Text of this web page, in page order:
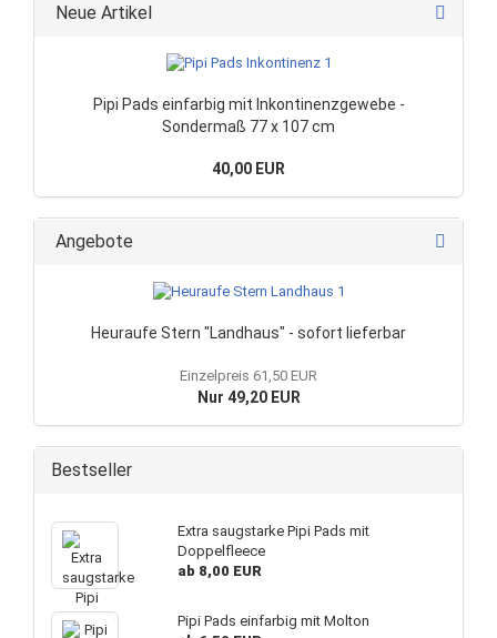
Neue Artikel
Pipi Pads einfarbig mit Inkontinenzgewebe -
Sondermaß 77 x 107 cm
40,00 EUR
Angebote
Heuraufe Stern "Landhaus" - sofort lieferbar
Einzelpreis 61,50 EUR
Nur 49,20 EUR
Bestseller
Extra saugstarke Pipi Pads mit
Doppelfleece
ab 8,00 EUR
Pipi Pads einfarbig mit Molton